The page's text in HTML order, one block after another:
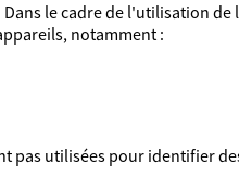
le cadre de l'utilisation
notamment :
pas utilisées pour identifier